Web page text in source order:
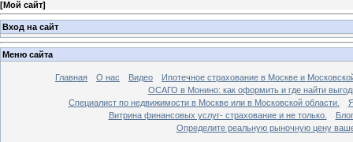
[Мой сайт]
Вход на сайт
Меню сайта
Главная О нас Видео
Ипотечное страхование в Москве и
ОСАГО в Монино: как оформить и где найти
Специалист по недвижимости в Москве или в Московской области.
Витрина финансовых услуг- страхование и не только.
Блог
Определите реальную рыночную цену